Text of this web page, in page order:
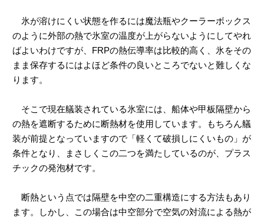
氷が溶けにくい状態を作るには魔法瓶やクーラーボックス
のように外部の熱で氷室の温度が上がらないようにしてやれ
ばよいわけですが、FRPの熱伝導率は比較的高く、氷をその
まま保存するにはよほど条件の良いところでないと難しくな
ります。
そこで現在艤装されている氷室には、船体や甲板隔壁から
の熱を遮断するために断熱材を使用しています。もちろん艤
装が前提となっていますので「軽くて破損しにくいもの」が
条件となり、まさしくこの二つを満たしているのが、プラス
チックの発泡材です。
断熱という点では隔壁を中空の二重構造にする方法もあり
ます。しかし、この場合は中空部分で空気の対流による熱が